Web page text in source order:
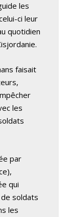
les
ci leur
quotidien
faisait
les
par
qui
soldats
les